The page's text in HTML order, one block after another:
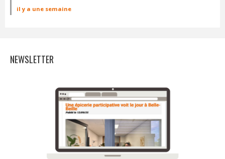
il y a une semaine
NEWSLETTER